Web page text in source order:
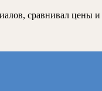
сравнивал